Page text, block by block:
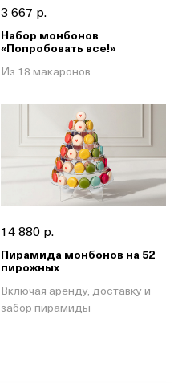
3 667 р.
Набор монбонов
«Попробовать все!»
Из 18 макаронов
14 880 р.
Пирамида монбонов на 52
пирожных
Включая аренду, доставку и
забор пирамиды